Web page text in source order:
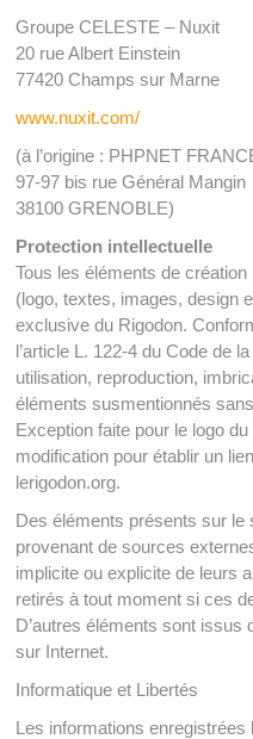
Groupe CELESTE – Nuxit
20 rue Albert Einstein
77420 Champs sur Marne
www.nuxit.com/
(à l’origine : PHPNET
97-97 bis rue Général Mangin
38100 GRENOBLE)
Protection intellectuelle
Tous les éléments de
(logo, textes, images, design
exclusive du Rigodon.
l’article L. 122-4 du Code de
utilisation, reproduction,
éléments susmentionnés
Exception faite pour le logo
modification pour établir un
lerigodon.org.
Des éléments présents sur le
provenant de sources
implicite ou explicite de leurs
retirés à tout moment si ces
D’autres éléments sont issus
sur Internet.
Informatique et Libertés
Les informations enregistrées